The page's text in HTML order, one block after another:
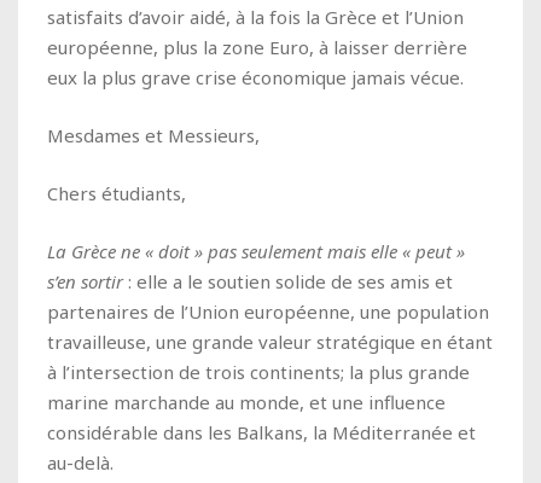
satisfaits d’avoir aidé, à la fois la Grèce et l’Union
européenne, plus la zone Euro, à laisser derrière
eux la plus grave crise économique jamais vécue.
Mesdames et Messieurs,
Chers étudiants,
La Grèce ne « doit » pas seulement mais elle « peut »
s’en sortir : elle a le soutien solide de ses amis et
partenaires de l’Union européenne, une population
travailleuse, une grande valeur stratégique en étant
à l’intersection de trois continents; la plus grande
marine marchande au monde, et une influence
considérable dans les Balkans, la Méditerranée et
au-delà.